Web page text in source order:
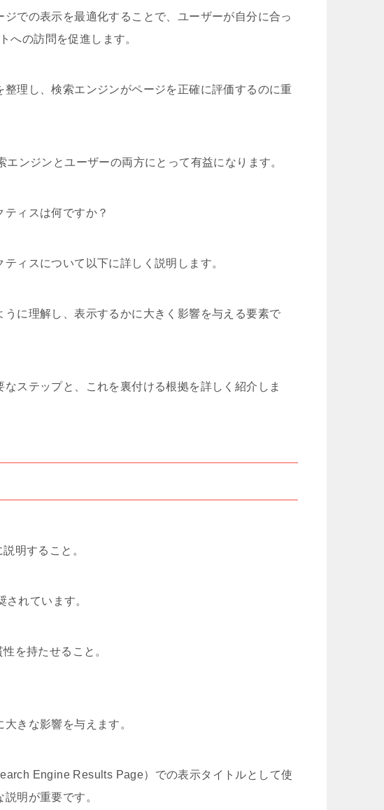
ジでの表示を最適化することで、ユーザーが自分に合っ
への訪問を促進します。
理し、検索エンジンがページを正確に評価するのに重
ンジンとユーザーの両方にとって有益になります。
ィスは何ですか？
ィスについて以下に詳しく説明します。
に理解し、表示するかに大きく影響を与える要素で
ステップと、これを裏付ける根拠を詳しく紹介しま
明すること。
れています。
を持たせること。
きな影響を与えます。
Engine Results Page）での表示タイトルとして使
明が重要です。